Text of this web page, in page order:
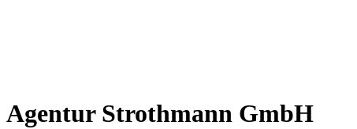
Agentur Strothmann GmbH